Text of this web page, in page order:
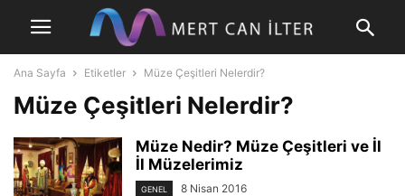
Ana Sayfa Etiketler Müze Çeşitleri Nelerdir?
Müze Çeşitleri Nelerdir?
Müze Nedir? Müze Çeşitleri ve İl
İl Müzelerimiz
GENEL 8 Nisan 2016